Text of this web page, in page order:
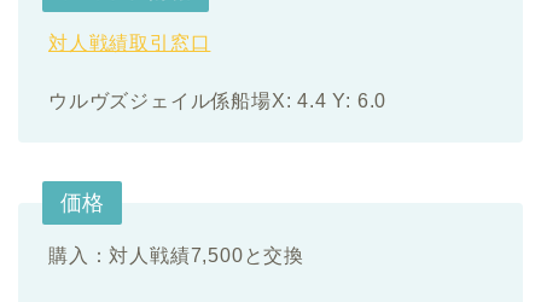
対人戦績取引窓口
ウルヴズジェイル係船場X: 4.4 Y: 6.0
価格
購入：対人戦績7,500と交換